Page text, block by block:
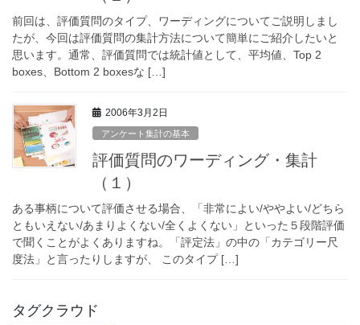
前回は、評価質問のタイプ、ワーディングについてご説明しまし
たが、今回は評価質問の集計方法について簡単にご紹介したいと
思います。通常、評価質問では統計値として、平均値、Top 2
boxes、Bottom 2 boxesな […]
2006年3月2日
アンケート集計の基本
評価質問のワーディング・集計
（１）
ある事柄について評価させる場合、「非常によい/ややよい/どちら
ともいえない/あまりよくない/全くよくない」といった５段階評価
で聞くことがよくありますね。「評定法」の中の「カテゴリー尺
度法」と言ったりしますが、 このタイプ […]
タグクラウド